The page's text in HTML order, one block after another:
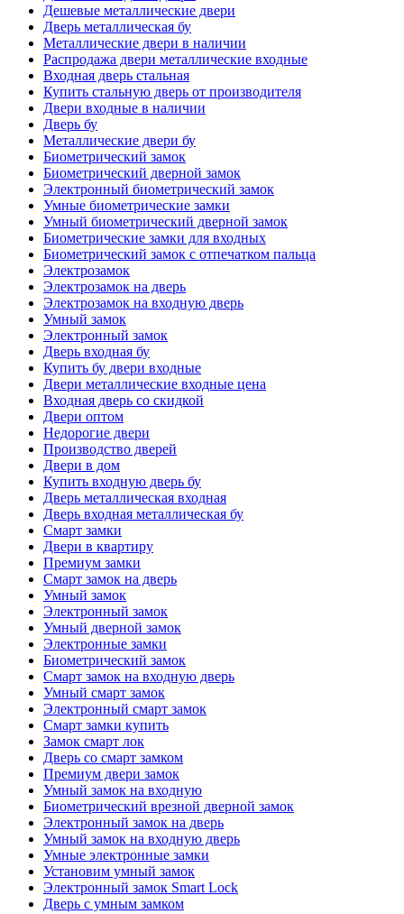
Дешевые металлические двери
Дверь металлическая бу
Металлические двери в наличии
Распродажа двери металлические входные
Входная дверь стальная
Купить стальную дверь от производителя
Двери входные в наличии
Дверь бу
Металлические двери бу
Биометрический замок
Биометрический дверной замок
Электронный биометрический замок
Умные биометрические замки
Умный биометрический дверной замок
Биометрические замки для входных
Биометрический замок с отпечатком пальца
Электрозамок
Электрозамок на дверь
Электрозамок на входную дверь
Умный замок
Электронный замок
Дверь входная бу
Купить бу двери входные
Двери металлические входные цена
Входная дверь со скидкой
Двери оптом
Недорогие двери
Производство дверей
Двери в дом
Купить входную дверь бу
Дверь металлическая входная
Дверь входная металлическая бу
Смарт замки
Двери в квартиру
Премиум замки
Смарт замок на дверь
Умный замок
Электронный замок
Умный дверной замок
Электронные замки
Биометрический замок
Смарт замок на входную дверь
Умный смарт замок
Электронный смарт замок
Смарт замки купить
Замок смарт лок
Дверь со смарт замком
Премиум двери замок
Умный замок на входную
Биометрический врезной дверной замок
Электронный замок на дверь
Умный замок на входную дверь
Умные электронные замки
Установим умный замок
Электронный замок Smart Lock
Дверь с умным замком